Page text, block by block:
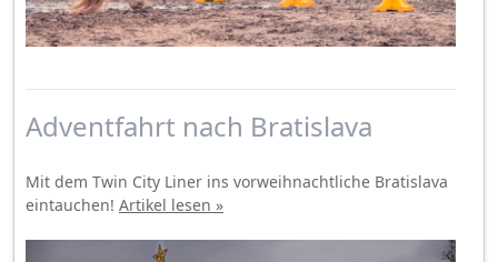
Adventfahrt nach Bratislava
Mit dem Twin City Liner ins vorweihnachtliche Bratislava
eintauchen! Artikel lesen »